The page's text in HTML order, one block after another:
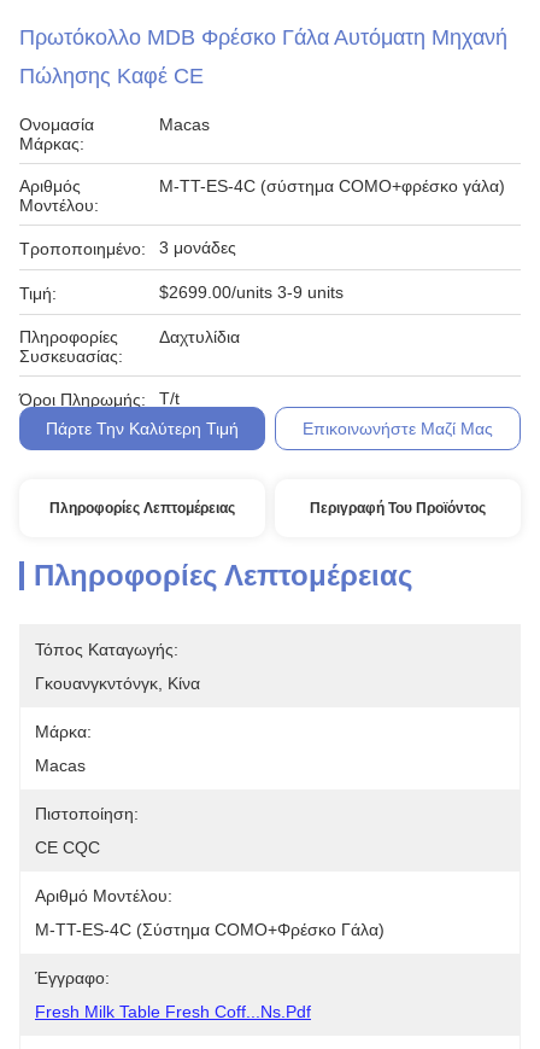
Πρωτόκολλο MDB Φρέσκο Γάλα Αυτόματη Μηχανή
Πώλησης Καφέ CE
Ονομασία
Μάρκας:
Macas
Αριθμός
Μοντέλου:
M-TT-ES-4C (σύστημα COMO+φρέσκο γάλα)
Τροποποιημένο: 3 μονάδες
Τιμή: $2699.00/units 3-9 units
Πληροφορίες
Συσκευασίας:
Δαχτυλίδια
Όροι Πληρωμής:
T/t
Πάρτε Την Καλύτερη Τιμή
Επικοινωνήστε Μαζί Μας
Πληροφορίες Λεπτομέρειας Περιγραφή Του Προϊόντος
Πληροφορίες Λεπτομέρειας
Τόπος Καταγωγής:
Γκουανγκντόνγκ, Κίνα
Μάρκα:
Macas
Πιστοποίηση:
CE CQC
Αριθμό Μοντέλου:
M-TT-ES-4C (σύστημα COMO+φρέσκο Γάλα)
Έγγραφο:
Fresh Milk Table Fresh Coff...ns.pdf